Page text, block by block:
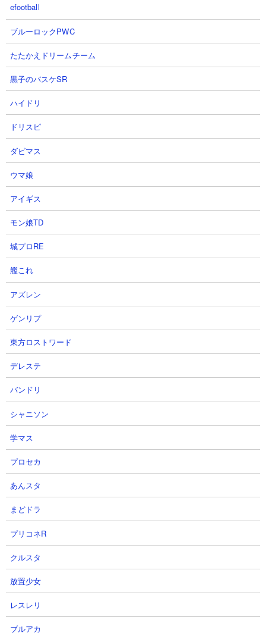
５．蒼き本能の秘境 無課金編成5種で攻略
【出撃メンバー】
【攻略概要】
「マサシ」さんの攻略動画です。アイテムはネコボン使用。ゴム2
種と、ムキあし、ちびムキあし、ゼリーフィッシュという無課金5
種のみの編成。自城ギリギリに前線を張っての厳しい攻防にはな
りますが、ちびムキあしの吹っ飛ばしによりパラサイトブンブン
の進行をうまく防いでいます。キャプテンモグーの処理が終わっ
た段階で勝利が見え始め、そのまま危なげなくクリアです。
efootball
ブルーロックPWC
たたかえドリームチーム
黒子のバスケSR
ハイドリ
ドリスピ
ダビマス
ウマ娘
アイギス
モン娘TD
城プロRE
艦これ
アズレン
ゲンリプ
東方ロストワード
デレステ
バンドリ
シャニソン
学マス
プロセカ
あんスタ
まどドラ
プリコネR
クルスタ
放置少女
レスレリ
ブルアカ